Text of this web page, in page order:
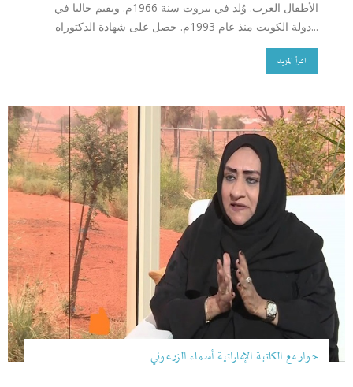
الأطفال العرب. وُلد في بيروت سنة 1966م. ويقيم حاليا في
دولة الكويت منذ عام 1993م. حصل على شهادة الدكتوراه...
اقرأ المزيد
حوار مع الكاتبة الإماراتية أسماء الزرعوني